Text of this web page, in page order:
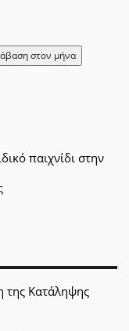
στον μήνα
παιχνίδι στην
της Κατάληψης